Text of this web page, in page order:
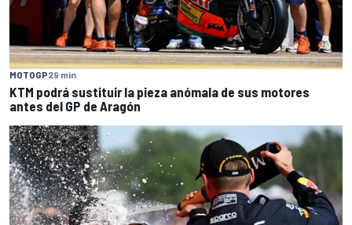
MOTOGP29 min
KTM podrá sustituir la pieza anómala de sus motores
antes del GP de Aragón